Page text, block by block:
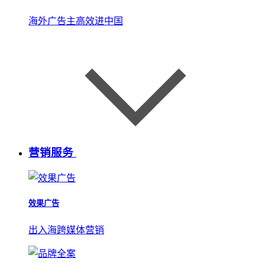
海外广告主高效进中国
营销服务
效果广告
出入海跨媒体营销